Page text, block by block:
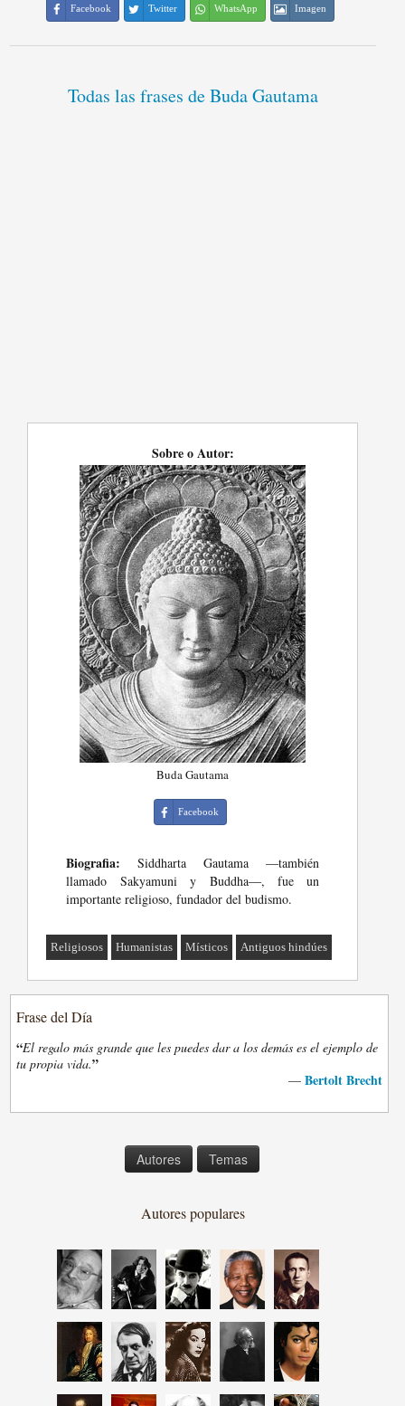
Facebook Twitter WhatsApp Imagen
Todas las frases de Buda Gautama
Sobre o Autor:
Buda Gautama
Facebook
Biografia: Siddharta Gautama ―también
llamado Sakyamuni y Buddha―, fue un
importante religioso, fundador del budismo.
Religiosos Humanistas Místicos Antiguos hindúes
Frase del Día
“El regalo más grande que les puedes dar a los demás es el ejemplo de
tu propia vida.”
— Bertolt Brecht
Autores Temas
Autores populares